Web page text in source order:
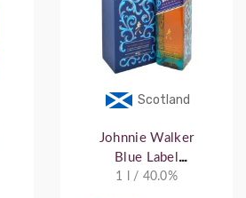
Scotland
Johnnie Walker
Blue Label
Xordinaire 1L
1 l / 40.0%